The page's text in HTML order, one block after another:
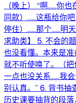
（晚上） “啊……你
同款）……这瓶给你
停住）……那个……明
求助类】 5. 不会的
也没看懂。本来是
就不听使唤了。（
一点也没关系……我
别认真。” 6. 背书抽
历史课要抽背的段